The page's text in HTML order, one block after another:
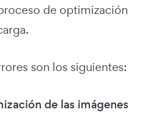
de optimización
son los siguientes:
de las imágenes